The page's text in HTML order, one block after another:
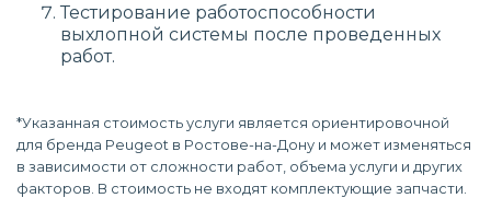
Тестирование работоспособности
выхлопной системы после проведенных
работ.
*Указанная стоимость услуги является ориентировочной
для бренда Peugeot в Ростове-на-Дону и может изменяться
в зависимости от сложности работ, объема услуги и других
факторов. В стоимость не входят комплектующие запчасти.